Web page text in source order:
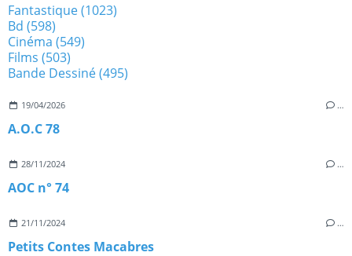
19/04/2026 …
A.O.C 78
28/11/2024 …
AOC n° 74
21/11/2024 …
Petits Contes Macabres
Fantastique(1023)
Bd (598)
Cinéma (549)
Films (503)
Bande Dessiné(495)